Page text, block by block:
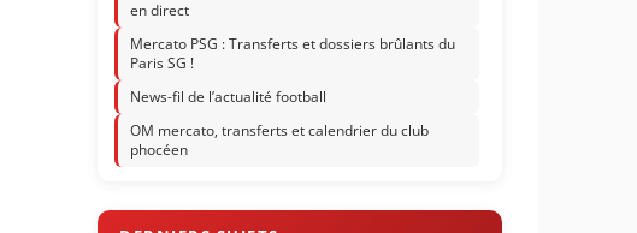
en direct
Mercato PSG : Transferts et dossiers brûlants du
Paris SG !
News-fil de l’actualité football
OM mercato, transferts et calendrier du club
phocéen